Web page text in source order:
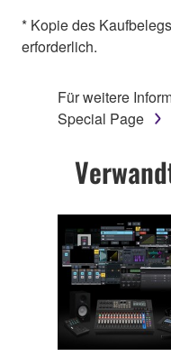
* Kopie des
erforderlich.
Für weitere
Special Page